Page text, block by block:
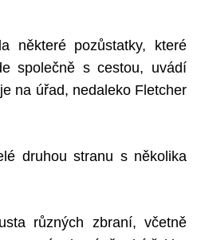
některé pozůstatky, které
společně s cestou, uvádí
na úřad, nedaleko Fletcher
druhou stranu s několika
různých zbraní, včetně